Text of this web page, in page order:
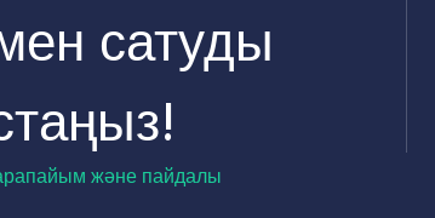
сатуды
және пайдалы